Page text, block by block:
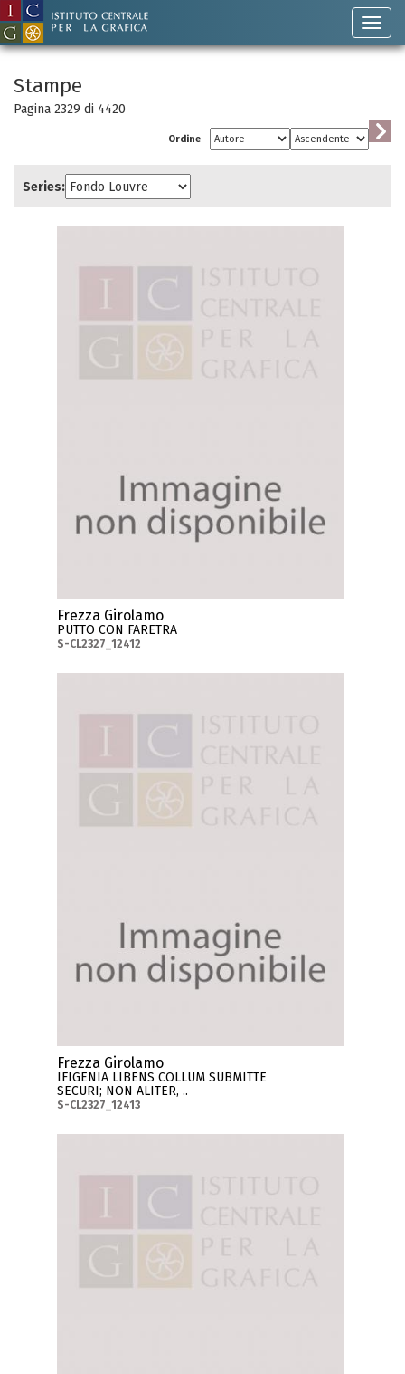
Stampe
Pagina 2329 di 4420
Ordine
Series:
Frezza Girolamo
PUTTO CON FARETRA
S-CL2327_12412
Frezza Girolamo
IFIGENIA LIBENS COLLUM SUBMITTE
SECURI; NON ALITER, ..
S-CL2327_12413